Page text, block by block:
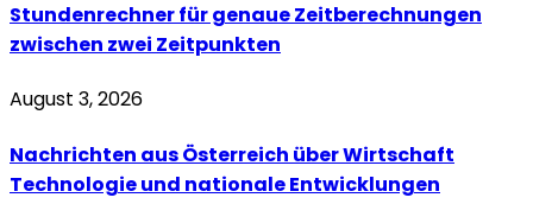
Stundenrechner für genaue Zeitberechnungen
zwischen zwei Zeitpunkten
August 3, 2026
Nachrichten aus Österreich über Wirtschaft
Technologie und nationale Entwicklungen